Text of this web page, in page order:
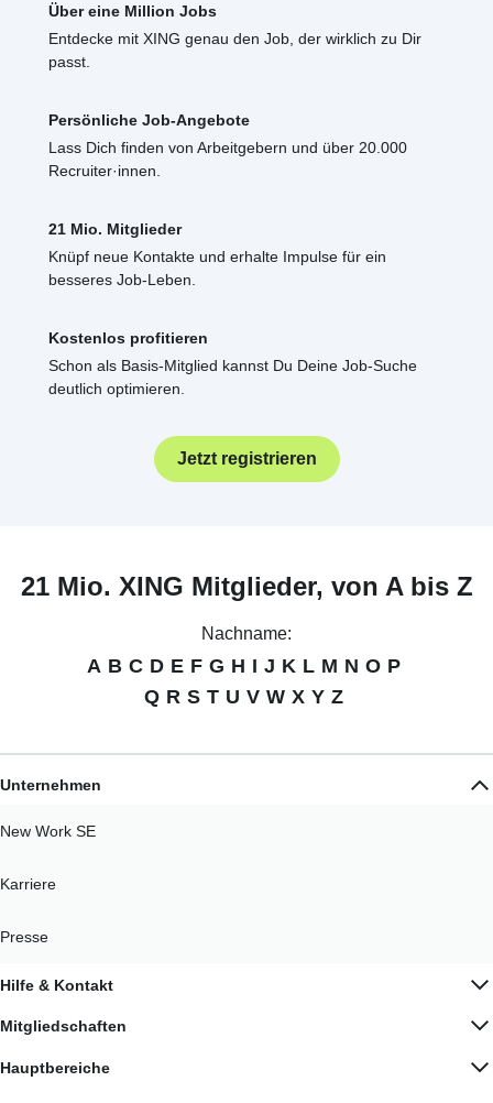
Über eine Million Jobs
Entdecke mit XING genau den Job, der wirklich zu Dir
passt.
Persönliche Job-Angebote
Lass Dich finden von Arbeitgebern und über 20.000
Recruiter·innen.
21 Mio. Mitglieder
Knüpf neue Kontakte und erhalte Impulse für ein
besseres Job-Leben.
Kostenlos profitieren
Schon als Basis-Mitglied kannst Du Deine Job-Suche
deutlich optimieren.
Jetzt registrieren
21 Mio. XING Mitglieder, von A bis Z
Nachname:
A B C D E F G H I J K L M N O P
Q R S T U V W X Y Z
Unternehmen
New Work SE
Karriere
Presse
Hilfe & Kontakt
Mitgliedschaften
Hauptbereiche